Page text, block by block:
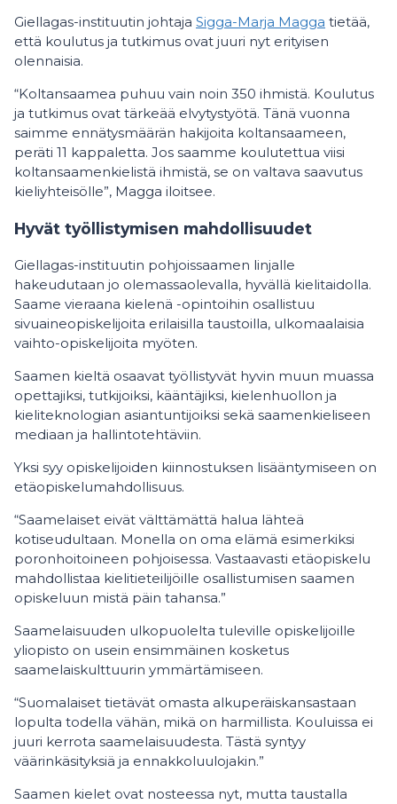
Giellagas-instituutin johtaja Sigga-Marja Magga tietää,
että koulutus ja tutkimus ovat juuri nyt erityisen
olennaisia.
“Koltansaamea puhuu vain noin 350 ihmistä. Koulutus
ja tutkimus ovat tärkeää elvytystyötä. Tänä vuonna
saimme ennätysmäärän hakijoita koltansaameen,
peräti 11 kappaletta. Jos saamme koulutettua viisi
koltansaamenkielistä ihmistä, se on valtava saavutus
kieliyhteisölle”, Magga iloitsee.
Hyvät työllistymisen mahdollisuudet
Giellagas-instituutin pohjoissaamen linjalle
hakeudutaan jo olemassaolevalla, hyvällä kielitaidolla.
Saame vieraana kielenä -opintoihin osallistuu
sivuaineopiskelijoita erilaisilla taustoilla, ulkomaalaisia
vaihto-opiskelijoita myöten.
Saamen kieltä osaavat työllistyvät hyvin muun muassa
opettajiksi, tutkijoiksi, kääntäjiksi, kielenhuollon ja
kieliteknologian asiantuntijoiksi sekä saamenkieliseen
mediaan ja hallintotehtäviin.
Yksi syy opiskelijoiden kiinnostuksen lisääntymiseen on
etäopiskelumahdollisuus.
“Saamelaiset eivät välttämättä halua lähteä
kotiseudultaan. Monella on oma elämä esimerkiksi
poronhoitoineen pohjoisessa. Vastaavasti etäopiskelu
mahdollistaa kielitieteilijöille osallistumisen saamen
opiskeluun mistä päin tahansa.”
Saamelaisuuden ulkopuolelta tuleville opiskelijoille
yliopisto on usein ensimmäinen kosketus
saamelaiskulttuurin ymmärtämiseen.
“Suomalaiset tietävät omasta alkuperäiskansastaan
lopulta todella vähän, mikä on harmillista. Kouluissa ei
juuri kerrota saamelaisuudesta. Tästä syntyy
väärinkäsityksiä ja ennakkoluulojakin.”
Saamen kielet ovat nosteessa nyt, mutta taustalla